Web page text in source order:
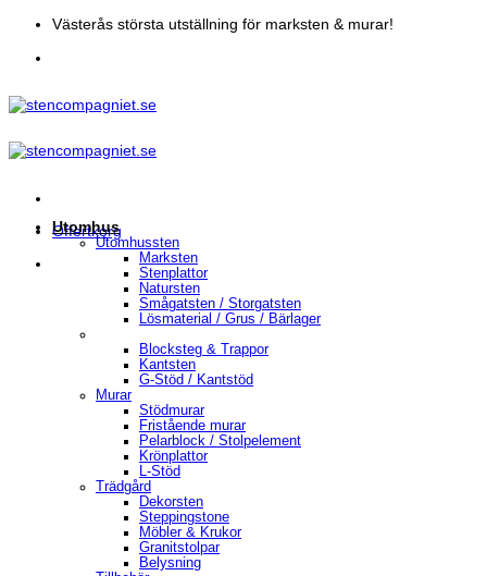
Skip
content
Västerås största utställning för marksten & murar!
Offertkorg
Utomhus
Utomhussten
Marksten
Stenplattor
Natursten
Smågatsten / Storgatsten
Lösmaterial / Grus / Bärlager
Blocksteg & Trappor
Kantsten
G-Stöd / Kantstöd
Murar
Stödmurar
Fristående murar
Pelarblock / Stolpelement
Krönplattor
L-Stöd
Trädgård
Dekorsten
Steppingstone
Möbler & Krukor
Granitstolpar
Belysning